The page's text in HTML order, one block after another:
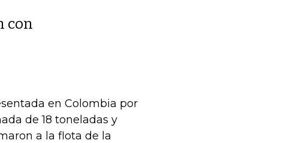
con
en Colombia por
de 18 toneladas y
a la flota de la